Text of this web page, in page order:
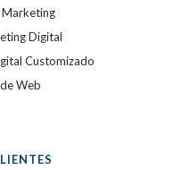
Marketing
Digital
Customizado
Web